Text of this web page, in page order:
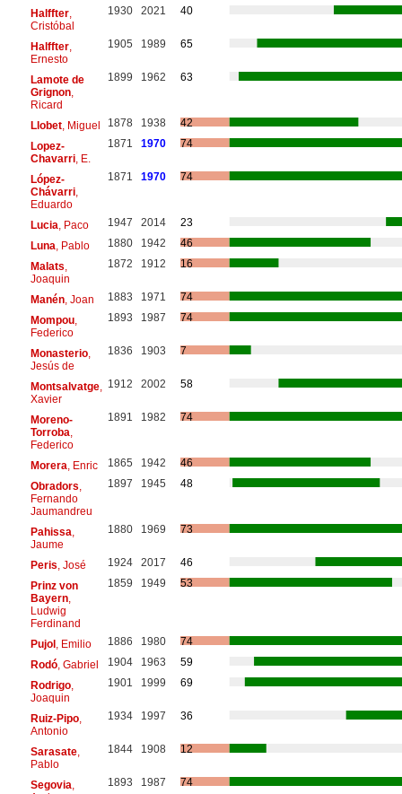
Halffter,
Cristóbal
1930 2021 40
Halffter,
Ernesto
1905 1989 65
Lamote de
Grignon,
Ricard
1899 1962 63
Llobet, Miguel 1878 1938
42
Lopez-
Chavarri, E.
1871 1970 74
López-
Chávarri,
Eduardo
1871 1970 74
Lucia , Paco 1947 2014
23
Luna , Pablo 1880 1942
46
Malats
Joaquin
1872 1912 16
Manén, Joan 1883 1971
74
Mompou,
Federico
1893 1987 74
Monasterio,
Jesús de
1836 1903 7
Montsalvatge,
Xavier
1912 2002 58
Moreno-
Torroba
Federico
1891 1982 74
Morera , Enric 1865 1942
46
Obradors
Fernando
Jaumandreu
1897 1945 48
Pahissa
Jaume
1880 1969 73
Peris , José 1924 2017
46
Prinz von
Bayern,
Ludwig
Ferdinand
1859 1949 53
Pujol, Emilio 1886 1980
74
Rodó, Gabriel 1904 1963
59
Rodrigo,
Joaquin
1901 1999 69
Ruiz-Pipo,
Antonio
1934 1997 36
Sarasate,
Pablo
1844 1908 12
Segovia 1893 1987 74